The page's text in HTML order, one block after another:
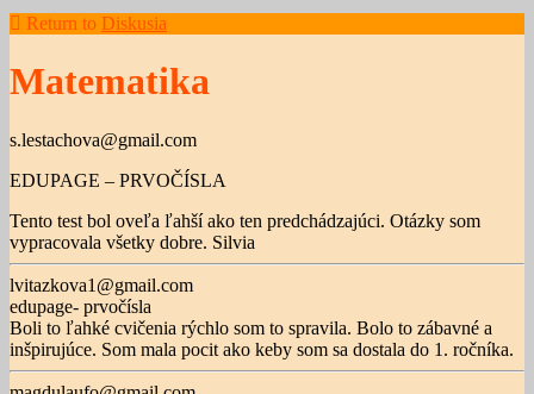
Return to Diskusia
Matematika
s.lestachova@gmail.com
EDUPAGE – PRVOČÍSLA
Tento test bol oveľa ľahší ako ten predchádzajúci. Otázky som
vypracovala všetky dobre. Silvia
lvitazkova1@gmail.com
edupage- prvočísla
Boli to ľahké cvičenia rýchlo som to spravila. Bolo to zábavné a
inšpirujúce. Som mala pocit ako keby som sa dostala do 1. ročníka.